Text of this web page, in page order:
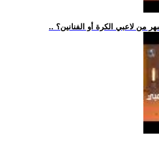
من لاعبي الكرة أو الفنانين؟